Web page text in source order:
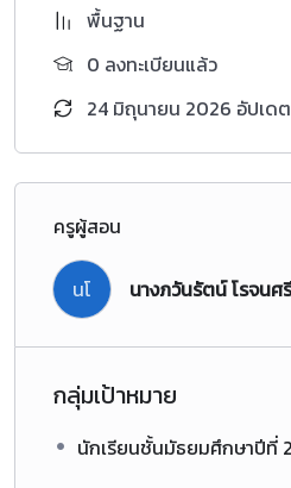
พื้นฐาน
0 ลงทะเบียนแล้ว
24 มิถุนายน 2026 อัปเด
ครูผู้สอน
นโ นางภวันรัตน์ โรจน
กลุ่มเป้าหมาย
นักเรียนชั้นมัธยมศึกษาปีที่ 2